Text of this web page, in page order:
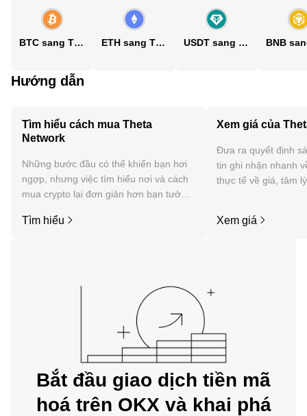
BTC sang TTD ETH sang TTD USDT sang TTD
Hướng dẫn
Tìm hiểu cách mua Theta
Network
Những bước đầu có thể khiến bạn hơi
ngợp, nhưng việc tìm hiểu nơi và cách
mua crypto lại đơn giản hơn bạn tưởng.
dụng di động OKX hoặc ngay tại đây
Tìm hiểu
Xem giá của
Đưa ra quyết định
tin ghi nhận nhanh
thực tế về giá, tâm
Xem giá
Bắt đầu giao dịch tiền mã
hoá trên OKX và khai phá